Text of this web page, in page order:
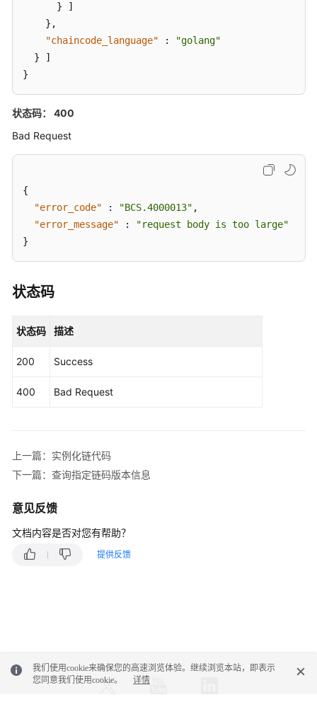
查
查
列
表
查
询
易
表
询
点
状
}
]
} ,
"chaincode_language"
:
"golang"
}
]
}
状态码： 400
Bad Request
{
"error_code"
: "BCS.4000013" ,
"error_message"
:
"request body is too large"
}
状态码
状态码 描述
200 Success
400 Bad Request
上一篇：实例化链代码
下一篇：查询指定链码版本信息
意见反馈
文档内容是否对您有帮助？
提供反馈
我们使用cookie来确保您的高速浏览体验。继续浏览本站，即表示
您同意我们使用cookie。
详情